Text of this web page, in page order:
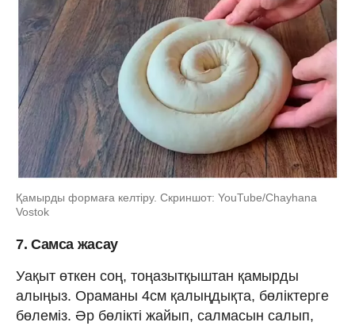
Қамырды формаға келтіру. Скриншот: YouTube/Chayhana
Vostok
7. Самса жасау
Уақыт өткен соң, тоңазытқыштан қамырды
алыңыз. Ораманы 4см қалыңдықта, бөліктерге
бөлеміз. Әр бөлікті жайып, салмасын салып,